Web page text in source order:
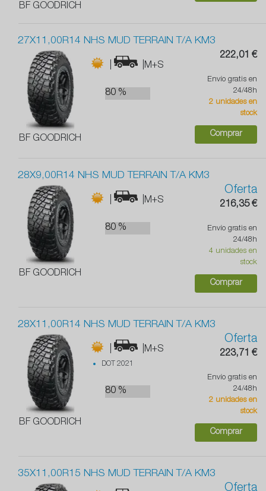
BF GOODRICH
27X11,00R14 NHS MUD TERRAIN T/A KM3
BF GOODRICH
| |M+S
80 %
222,01 €
Envío gratis en
24/48h
2 unidades en
stock
Comprar
28X9,00R14 NHS MUD TERRAIN T/A KM3
BF GOODRICH
| |M+S
80 %
Oferta
216,35 €
Envío gratis en
24/48h
4 unidades en
stock
Comprar
28X11,00R14 NHS MUD TERRAIN T/A KM3
BF GOODRICH
| |M+S
DOT 2021
80 %
Oferta
223,71 €
Envío gratis en
24/48h
2 unidades en
stock
Comprar
35X11,00R15 NHS MUD TERRAIN T/A KM3